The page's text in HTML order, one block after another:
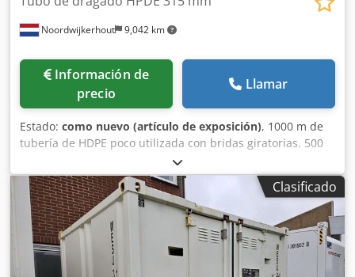
sábados de 8:00 a 12:00. Cómo llegar: en coche, salida A31
THIENE; en tren, estación FS de Thiene. Distribuidor:
Noordwijkerhout 9,042 km
Información de
precio
Llamar
Estado: como nuevo (artículo de exposición), 1000 m de
tubería de HDPE poco utilizada con bridas giratorias. 500
m de tubería de HDPE utilizada con bridas fijas. Dedpfx
Abef Tdn Uehock
Clasificado